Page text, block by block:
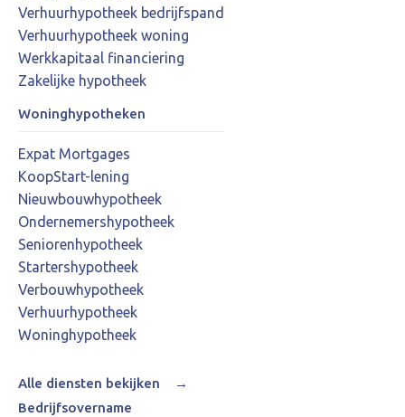
Verhuurhypotheek bedrijfspand
Verhuurhypotheek woning
Werkkapitaal financiering
Zakelijke hypotheek
Woninghypotheken
Expat Mortgages
KoopStart-lening
Nieuwbouwhypotheek
Ondernemershypotheek
Seniorenhypotheek
Startershypotheek
Verbouwhypotheek
Verhuurhypotheek
Woninghypotheek
Alle diensten bekijken
→
Bedrijfsovername